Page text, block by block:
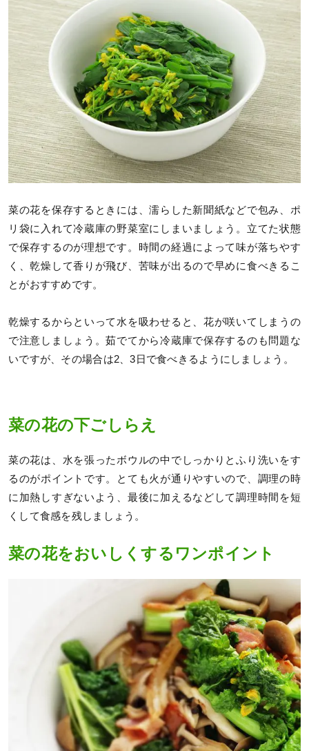
菜の花を保存するときには、濡らした新聞紙などで包み、ポ
リ袋に入れて冷蔵庫の野菜室にしまいましょう。立てた状態
で保存するのが理想です。時間の経過によって味が落ちやす
く、乾燥して香りが飛び、苦味が出るので早めに食べきるこ
とがおすすめです。
乾燥するからといって水を吸わせると、花が咲いてしまうの
で注意しましょう。茹でてから冷蔵庫で保存するのも問題な
いですが、その場合は2、3日で食べきるようにしましょう。
菜の花の下ごしらえ
菜の花は、水を張ったボウルの中でしっかりとふり洗いをす
るのがポイントです。とても火が通りやすいので、調理の時
に加熱しすぎないよう、最後に加えるなどして調理時間を短
くして食感を残しましょう。
菜の花をおいしくするワンポイント